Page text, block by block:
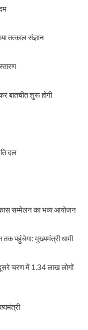
तत्काल संज्ञान
बातचीत शुरू होगी
दल
सम्मेलन का भव्य आयोजन
तक पहुंचेगा: मुख्यमंत्री धामी
चरण में 1.34 लाख लोगों